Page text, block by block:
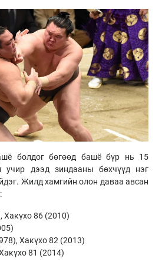
болдог бөгөөд башё бүр нь 15
учир дээд зиндааны бөхчүүд нэг
Жилд хамгийн олон даваа авсан
Хакүхо 86 (2010)
Хакүхо 82 (2013)
81 (2014)